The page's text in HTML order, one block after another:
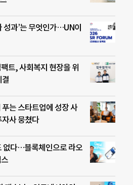
성과’는 무엇인가…UN이
트, 사회복지 현장을 위
결
는 스타트업에 성장 사
사 뭉쳤다
없다…블록체인으로 라오